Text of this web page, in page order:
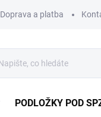
Doprava a platba
PODLOŽKY POD